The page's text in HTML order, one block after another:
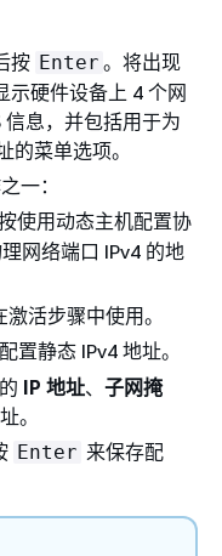
按 Enter 。将出现
示硬件设备上 4 个网
信息，并包括用于为
的菜单选项。
一：
使用动态主机配置协
网络端口 IPv4 的地
活步骤中使用。
置静态 IPv4 地址。
IP 地址、 子网掩
。
Enter 来保存配